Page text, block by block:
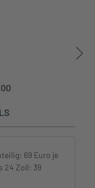
69 Euro je
24 Zoll: 39